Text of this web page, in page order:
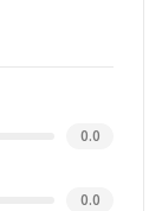
0.0
0.0